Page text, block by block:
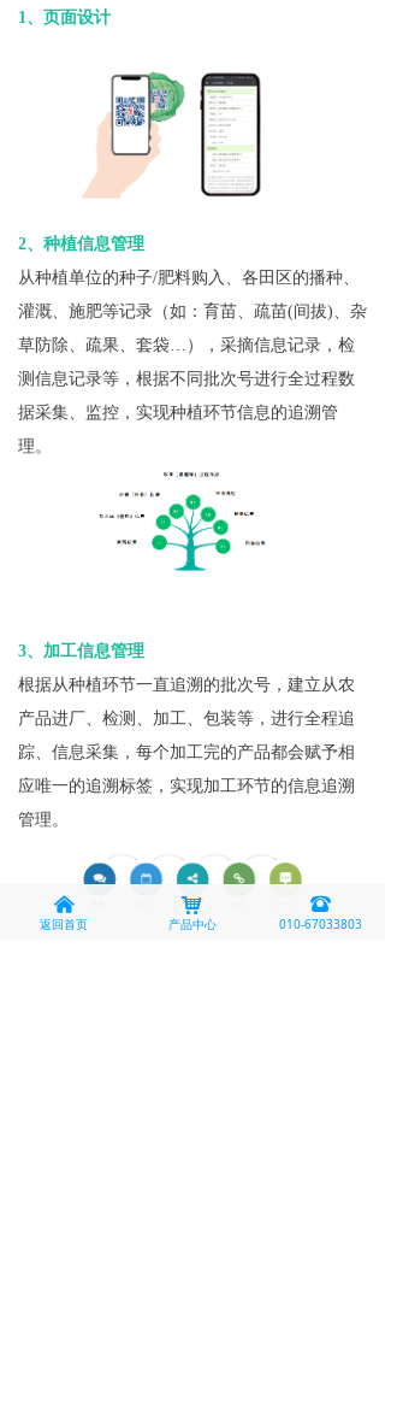
1、页面设计
2、种植信息管理
从种植单位的种子/肥料购入、各田区的播种、
灌溉、施肥等记录（如：育苗、疏苗(间拔)、杂
草防除、疏果、套袋…），采摘信息记录，检
测信息记录等，根据不同批次号进行全过程数
据采集、监控，实现种植环节信息的追溯管
理。
3、加工信息管理
根据从种植环节一直追溯的批次号，建立从农
产品进厂、检测、加工、包装等，进行全程追
踪、信息采集，每个加工完的产品都会赋予相
应唯一的追溯标签，实现加工环节的信息追溯
管理。
낀
返回首页
낙
产品中心
뀰
010-67033803